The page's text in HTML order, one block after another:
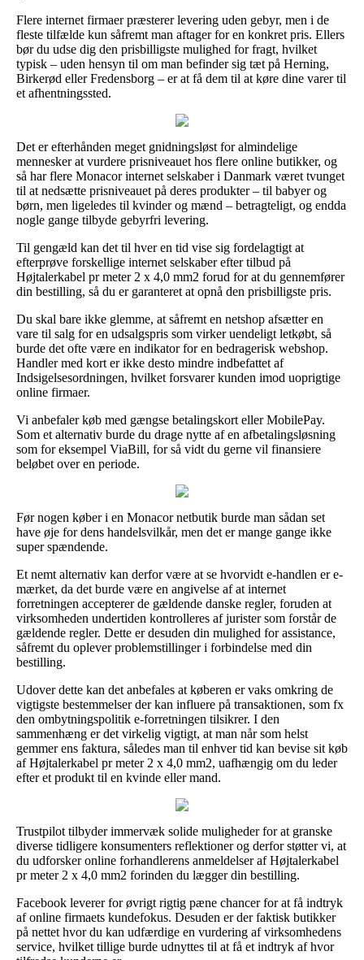
Flere internet firmaer præsterer levering uden gebyr, men i de
fleste tilfælde kun såfremt man aftager for en konkret pris. Ellers
bør du udse dig den prisbilligste mulighed for fragt, hvilket
typisk – uden hensyn til om man befinder sig tæt på Herning,
Birkerød eller Fredensborg – er at få dem til at køre dine varer til
et afhentningssted.
Det er efterhånden meget gnidningsløst for almindelige
mennesker at vurdere prisniveauet hos flere online butikker, og
så har flere Monacor internet selskaber i Danmark været tvunget
til at nedsætte prisniveauet på deres produkter – til babyer og
børn, men ligeledes til kvinder og mænd – betragteligt, og endda
nogle gange tilbyde gebyrfri levering.
Til gengæld kan det til hver en tid vise sig fordelagtigt at
efterprøve forskellige internet selskaber efter tilbud på
Højtalerkabel pr meter 2 x 4,0 mm2 forud for at du gennemfører
din bestilling, så du er garanteret at opnå den prisbilligste pris.
Du skal bare ikke glemme, at såfremt en netshop afsætter en
vare til salg for en udsalgspris som virker uendeligt letkøbt, så
burde det ofte være en indikator for en bedragerisk webshop.
Handler med kort er ikke desto mindre indbefattet af
Indsigelsesordningen, hvilket forsvarer kunden imod uoprigtige
online firmaer.
Vi anbefaler køb med gængse betalingskort eller MobilePay.
Som et alternativ burde du drage nytte af en afbetalingsløsning
som for eksempel ViaBill, for så vidt du gerne vil finansiere
beløbet over en periode.
Før nogen køber i en Monacor netbutik burde man sådan set
have øje for dens handelsvilkår, men det er mange gange ikke
super spændende.
Et nemt alternativ kan derfor være at se hvorvidt e-handlen er e-
mærket, da det burde være en angivelse af at internet
forretningen accepterer de gældende danske regler, foruden at
virksomheden undertiden kontrolleres af jurister som forstår de
gældende regler. Dette er desuden din mulighed for assistance,
såfremt du oplever problemstillinger i forbindelse med din
bestilling.
Udover dette kan det anbefales at køberen er vaks omkring de
vigtigste bestemmelser der kan influere på transaktionen, som fx
den ombytningspolitik e-forretningen tilsikrer. I den
sammenhæng er det virkelig vigtigt, at man når som helst
gemmer ens faktura, således man til enhver tid kan bevise sit køb
af Højtalerkabel pr meter 2 x 4,0 mm2, uafhængig om du leder
efter et produkt til en kvinde eller mand.
Trustpilot tilbyder immervæk solide muligheder for at granske
diverse tidligere konsumenters reflektioner og derfor støtter vi, at
du udforsker online forhandlerens anmeldelser af Højtalerkabel
pr meter 2 x 4,0 mm2 forinden du lægger din bestilling.
Facebook leverer for øvrigt rigtig pæne chancer for at få indtryk
af online firmaets kundefokus. Desuden er der faktisk butikker
på nettet hvor du kan udfærdige en vurdering af virksomhedens
service, hvilket tillige burde udnyttes til at få et indtryk af hvor